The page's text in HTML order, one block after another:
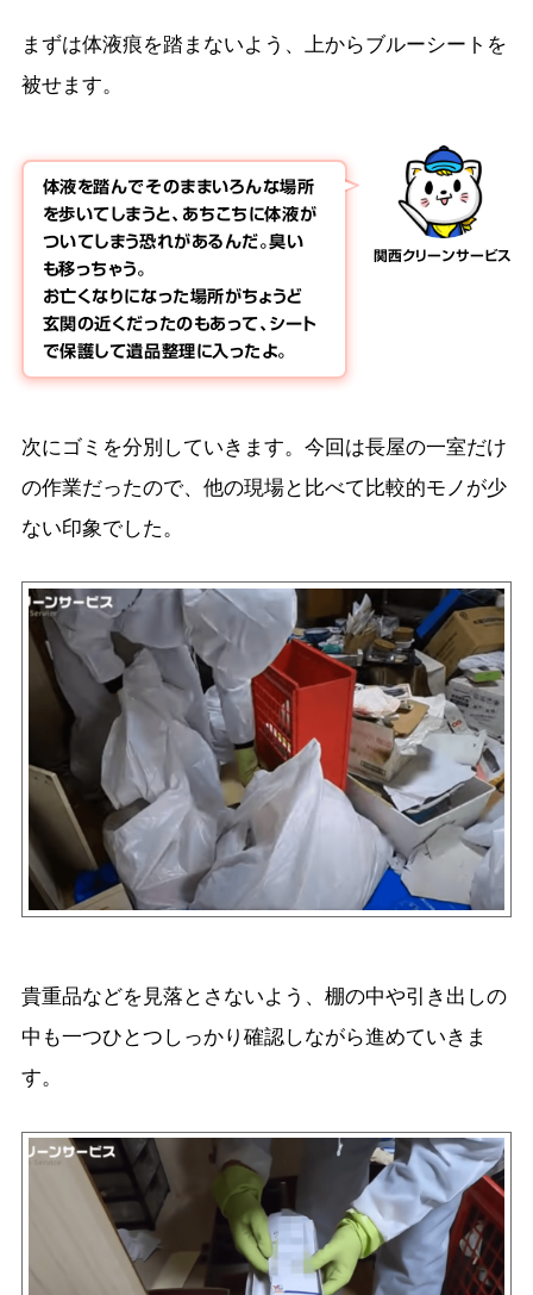
まずは体液痕を踏まないよう、上からブルーシートを
被せます。
関西クリーンサービス
体液を踏んでそのままいろんな場所
を歩いてしまうと、あちこちに体液が
ついてしまう恐れがあるんだ。臭い
も移っちゃう。
お亡くなりになった場所がちょうど
玄関の近くだったのもあって、シート
で保護して遺品整理に入ったよ。
次にゴミを分別していきます。今回は長屋の一室だけ
の作業だったので、他の現場と比べて比較的モノが少
ない印象でした。
貴重品などを見落とさないよう、棚の中や引き出しの
中も一つひとつしっかり確認しながら進めていきま
す。